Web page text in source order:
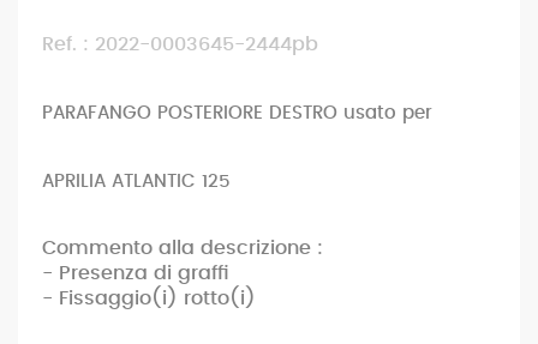
Ref. : 2022-0003645-2444pb
PARAFANGO POSTERIORE DESTRO usato per
APRILIA ATLANTIC 125
Commento alla descrizione :
- Presenza di graffi
- Fissaggio(i) rotto(i)